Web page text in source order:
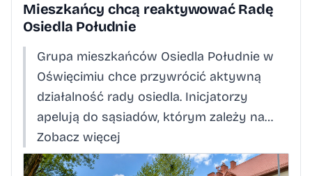
Mieszkańcy chcą reaktywować Radę
Osiedla Południe
Grupa mieszkańców Osiedla Południe w
Oświęcimiu chce przywrócić aktywną
działalność rady osiedla. Inicjatorzy
apelują do sąsiadów, którym zależy na…
Zobacz więcej